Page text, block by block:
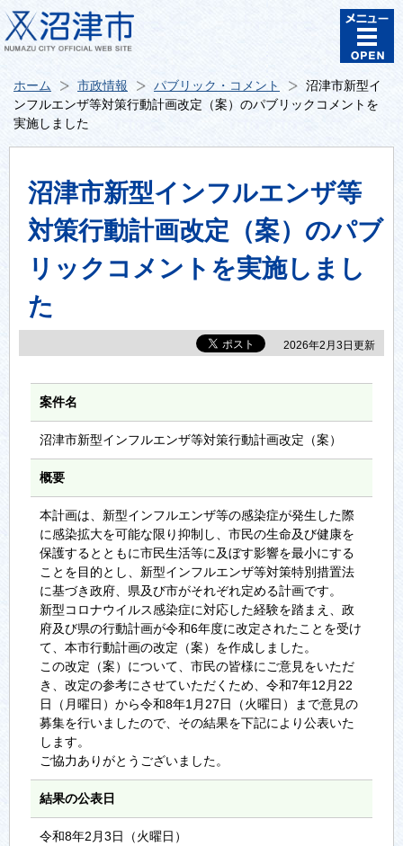
ホーム 市政情報 パブリック・コメント
沼津市新型イ
ンフルエンザ等対策行動計画改定（案）のパブリックコメントを
実施しました
沼津市新型インフルエンザ等
対策行動計画改定（案）のパブ
リックコメントを実施しまし
た
2026年2月3日更新
案件名
沼津市新型インフルエンザ等対策行動計画改定（案）
概要
本計画は、新型インフルエンザ等の感染症が発生した際
に感染拡大を可能な限り抑制し、市民の生命及び健康を
保護するとともに市民生活等に及ぼす影響を最小にする
ことを目的とし、新型インフルエンザ等対策特別措置法
に基づき政府、県及び市がそれぞれ定める計画です。
新型コロナウイルス感染症に対応した経験を踏まえ、政
府及び県の行動計画が令和6年度に改定されたことを受け
て、本市行動計画の改定（案）を作成しました。
この改定（案）について、市民の皆様にご意見をいただ
き、改定の参考にさせていただくため、令和7年12月22
日（月曜日）から令和8年1月27日（火曜日）まで意見の
募集を行いましたので、その結果を下記により公表いた
します。
ご協力ありがとうございました。
結果の公表日
令和8年2月3日（火曜日）